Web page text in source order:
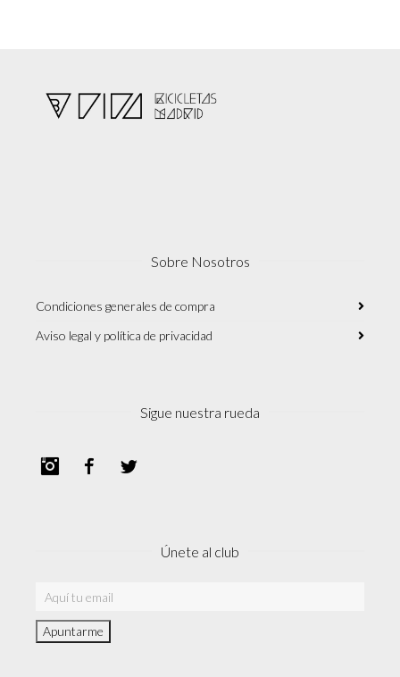
Sobre Nosotros
Condiciones generales de compra
Aviso legal y política de privacidad
Sigue nuestra rueda
InstagramFacebook
Únete al club